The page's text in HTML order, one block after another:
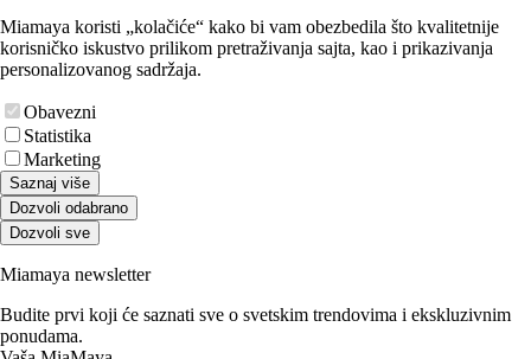
Miamaya koristi „kolačiće“ kako bi vam obezbedila što kvalitetnije
korisničko iskustvo prilikom pretraživanja sajta, kao i prikazivanja
personalizovanog sadržaja.
Obavezni
Statistika
Marketing
Saznaj više
Dozvoli odabrano
Dozvoli sve
Miamaya newsletter
Budite prvi koji će saznati sve o svetskim trendovima i ekskluzivnim
ponudama.